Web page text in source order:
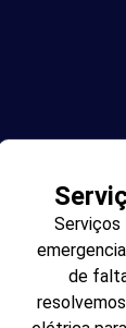
Serviços
de